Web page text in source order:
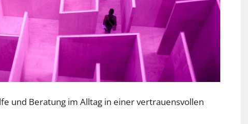
und Beratung im Alltag in einer vertrauensvollen